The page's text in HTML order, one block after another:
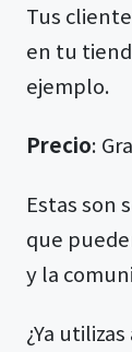
Tus
en tu
ejemplo.
Precio:
Estas son
que
y la
¿Ya